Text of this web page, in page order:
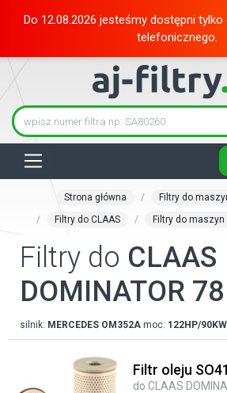
Do 12.08.2026 jesteśmy dostępni
telefonicznego.
Strona główna
Filtry do
Filtry do CLAAS
Filtry do maszyn
Filtry do CLAAS
DOMINATOR
silnik: MERCEDES OM352A moc: 122HP/90KW
Filtr oleju
do CLAAS